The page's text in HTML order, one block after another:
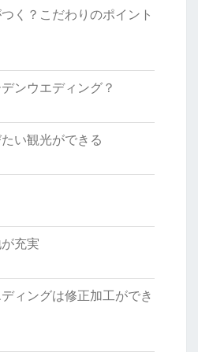
く？こだわりのポイント
ンウエディング？
い観光ができる
充実
ィングは修正加工ができ